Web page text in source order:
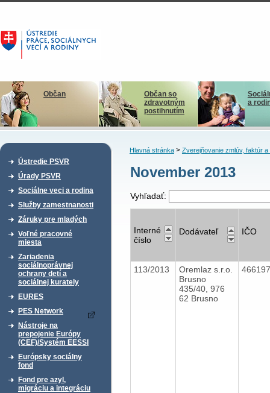
Občan
Občan so
zdravotným
postihnutím
a
Ústredie PSVR
Úrady PSVR
Sociálne veci a rodina
Služby zamestnanosti
Záruky pre mladých
Voľné pracovné
miesta
Zariadenia
sociálnoprávnej
ochrany detí a
sociálnej kurately
EURES
PES Network
Nástroje na
prepojenie Európy
(CEF)/Systém EESSI
Európsky sociálny
fond
Fond pre azyl,
migráciu a integráciu
Hlavná stránka> Zverejňovanie zmlúv, faktúr a
November 2013
Vyhľadať:
Interné
číslo
Dodávateľ IČO
113/2013
Oremlaz s.r.o.
Brusno
435/40, 976
62 Brusno